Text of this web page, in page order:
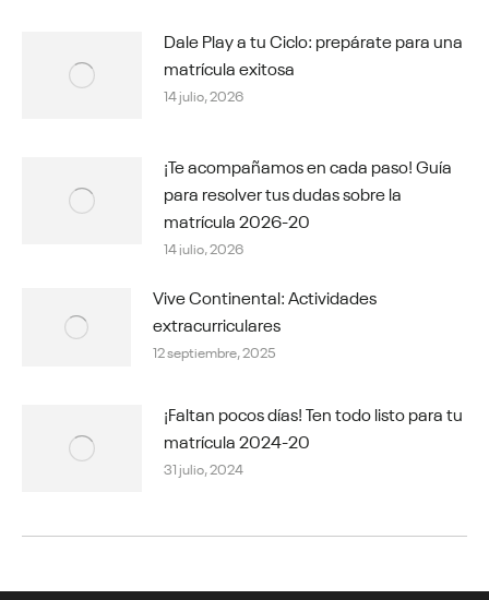
Dale Play a tu Ciclo: prepárate para una
matrícula exitosa
14 julio, 2026
¡Te acompañamos en cada paso! Guía
para resolver tus dudas sobre la
matrícula 2026-20
14 julio, 2026
Vive Continental: Actividades
extracurriculares
12 septiembre, 2025
¡Faltan pocos días! Ten todo listo para tu
matrícula 2024-20
31 julio, 2024